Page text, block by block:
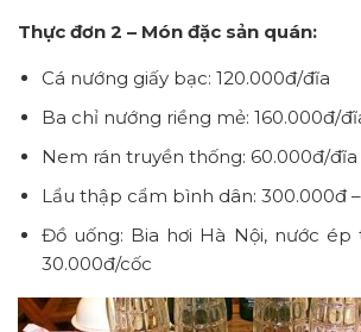
Thực đơn 2 – Món đặc sản quán:
Cá nướng giấy bạc: 120.000đ/đĩa
Ba chỉ nướng riềng mẻ: 160.000đ/
Nem rán truyền thống: 60.000đ/đĩa
Lẩu thập cẩm bình dân: 300.000đ
Đồ uống: Bia hơi Hà Nội, nước ép
30.000đ/cốc